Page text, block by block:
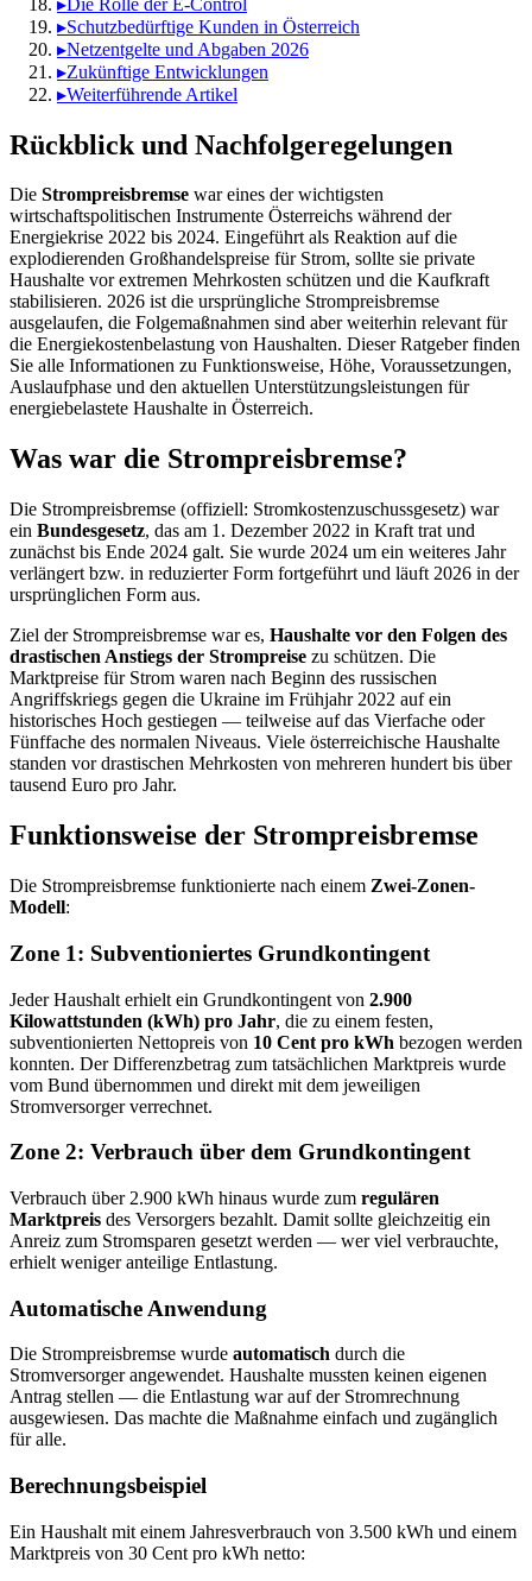
▸Schutzbedürftige Kunden in Österreich
▸Netzentgelte und Abgaben 2026
▸Zukünftige Entwicklungen
▸Weiterführende Artikel
Rückblick und Nachfolgeregelungen
Die Strompreisbremse war eines der wichtigsten
wirtschaftspolitischen Instrumente Österreichs während der
Energiekrise 2022 bis 2024. Eingeführt als Reaktion auf die
explodierenden Großhandelspreise für Strom, sollte sie private
Haushalte vor extremen Mehrkosten schützen und die Kaufkraft
stabilisieren. 2026 ist die ursprüngliche Strompreisbremse
ausgelaufen, die Folgemaßnahmen sind aber weiterhin relevant für
die Energiekostenbelastung von Haushalten. Dieser Ratgeber finden
Sie alle Informationen zu Funktionsweise, Höhe, Voraussetzungen,
Auslaufphase und den aktuellen Unterstützungsleistungen für
energiebelastete Haushalte in Österreich.
Was war die Strompreisbremse?
Die Strompreisbremse (offiziell: Stromkostenzuschussgesetz) war
ein Bundesgesetz, das am 1. Dezember 2022 in Kraft trat und
zunächst bis Ende 2024 galt. Sie wurde 2024 um ein weiteres Jahr
verlängert bzw. in reduzierter Form fortgeführt und läuft 2026 in der
ursprünglichen Form aus.
Ziel der Strompreisbremse war es, Haushalte vor den Folgen des
drastischen Anstiegs der Strompreise zu schützen. Die
Marktpreise für Strom waren nach Beginn des russischen
Angriffskriegs gegen die Ukraine im Frühjahr 2022 auf ein
historisches Hoch gestiegen — teilweise auf das Vierfache oder
Fünffache des normalen Niveaus. Viele österreichische Haushalte
standen vor drastischen Mehrkosten von mehreren hundert bis über
tausend Euro pro Jahr.
Funktionsweise der Strompreisbremse
Die Strompreisbremse funktionierte nach einem Zwei-Zonen-
Modell:
Zone 1: Subventioniertes Grundkontingent
Jeder Haushalt erhielt ein Grundkontingent von 2.900
Kilowattstunden (kWh) pro Jahr, die zu einem festen,
subventionierten Nettopreis von 10 Cent pro kWh bezogen werden
konnten. Der Differenzbetrag zum tatsächlichen Marktpreis wurde
vom Bund übernommen und direkt mit dem jeweiligen
Stromversorger verrechnet.
Zone 2: Verbrauch über dem Grundkontingent
Verbrauch über 2.900 kWh hinaus wurde zum regulären
Marktpreis des Versorgers bezahlt. Damit sollte gleichzeitig ein
Anreiz zum Stromsparen gesetzt werden — wer viel verbrauchte,
erhielt weniger anteilige Entlastung.
Automatische Anwendung
Die Strompreisbremse wurde automatisch durch die
Stromversorger angewendet. Haushalte mussten keinen eigenen
Antrag stellen — die Entlastung war auf der Stromrechnung
ausgewiesen. Das machte die Maßnahme einfach und zugänglich
für alle.
Berechnungsbeispiel
Ein Haushalt mit einem Jahresverbrauch von 3.500 kWh und einem
Marktpreis von 30 Cent pro kWh netto: